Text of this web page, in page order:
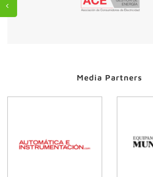
Media Partners